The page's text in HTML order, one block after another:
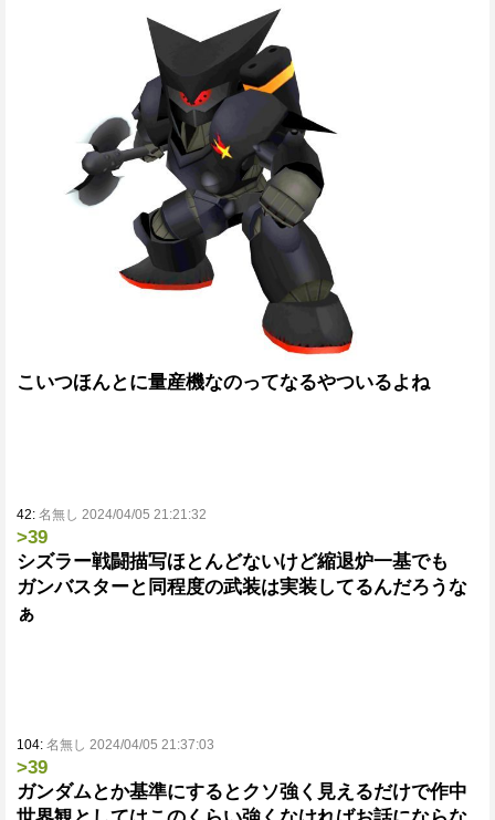
こいつほんとに量産機なのってなるやついるよね
42: 名無し 2024/04/05 21:21:32
>39
シズラー戦闘描写ほとんどないけど縮退炉一基でも
ガンバスターと同程度の武装は実装してるんだろうな
ぁ
104: 名無し 2024/04/05 21:37:03
>39
ガンダムとか基準にするとクソ強く見えるだけで作中